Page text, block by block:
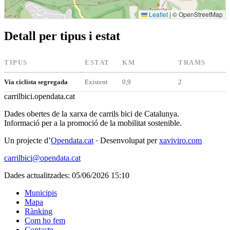
Leaflet|© OpenStreetMap
Detall per tipus i estat
TIPUS ESTAT KM TRAMS
Via ciclista segregada Existent 0,9 2
carrilbici.opendata.cat
Dades obertes de la xarxa de carrils bici de Catalunya.
Informació per a la promoció de la mobilitat sostenible.
Un projecte d’Opendata.cat · Desenvolupat perxaviviro.com
carrilbici@opendata.cat
Dades actualitzades: 05/06/2026 15:10
Municipis
Mapa
Rànking
Com ho fem